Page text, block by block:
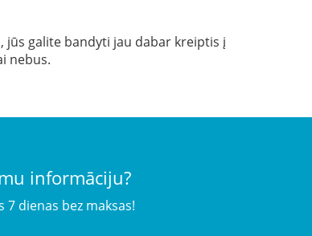
jūs galite bandyti jau dabar kreiptis į
nebus.
informāciju?
dienas bez maksas!